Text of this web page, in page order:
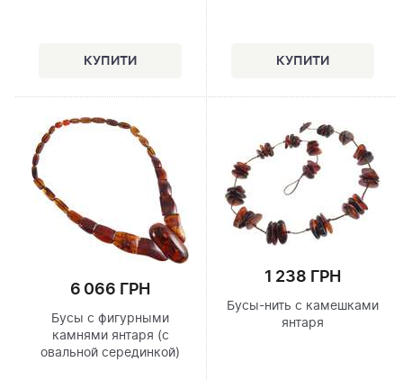
6 066 ГРН
Бусы с фигурными
камнями янтаря (с
овальной серединкой)
1 238 ГРН
Бусы-нить с камешками
янтаря